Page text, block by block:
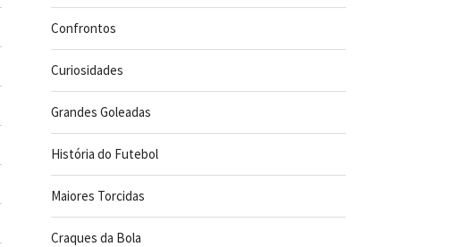
Confrontos
Curiosidades
Grandes Goleadas
História do Futebol
Maiores Torcidas
Craques da Bola